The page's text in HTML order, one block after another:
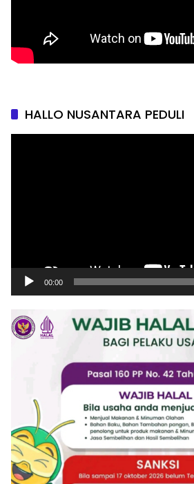
HALLO NUSANTARA PEDULI
00:00